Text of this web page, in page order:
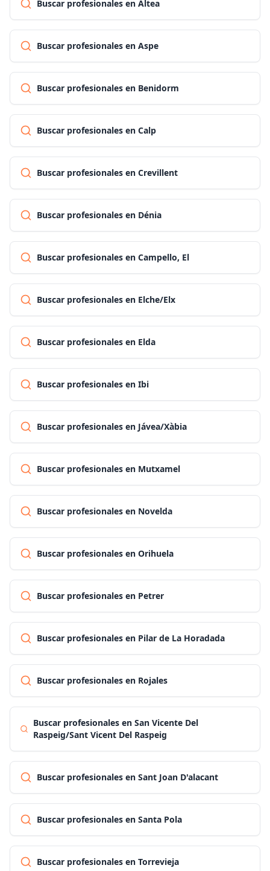
Buscar profesionales en Altea
Buscar profesionales en Aspe
Buscar profesionales en Benidorm
Buscar profesionales en Calp
Buscar profesionales en Crevillent
Buscar profesionales en Dénia
Buscar profesionales en Campello, El
Buscar profesionales en Elche/Elx
Buscar profesionales en Elda
Buscar profesionales en Ibi
Buscar profesionales en Jávea/Xàbia
Buscar profesionales en Mutxamel
Buscar profesionales en Novelda
Buscar profesionales en Orihuela
Buscar profesionales en Petrer
Buscar profesionales en Pilar de La Horadada
Buscar profesionales en Rojales
Buscar profesionales en San Vicente Del
Raspeig/Sant Vicent Del Raspeig
Buscar profesionales en Sant Joan D'alacant
Buscar profesionales en Santa Pola
Buscar profesionales en Torrevieja